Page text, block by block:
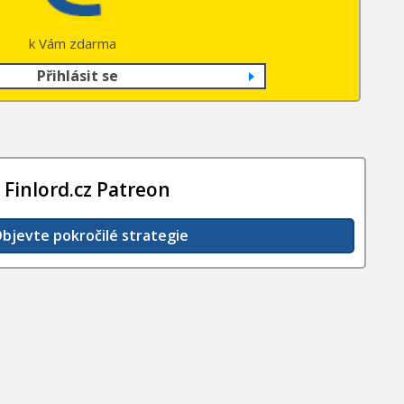
k Vám zdarma
Přihlásit se
Finlord.cz Patreon
pokročilé strategie